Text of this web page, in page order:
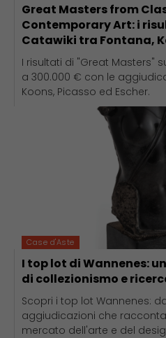
Great Masters from
Contemporary Art: i
Catawiki tra Fontana,
I risultati di "Great Masters"
a 300.000 € con le
Koons, Picasso ed Escher.
Case d'Aste
I top lot di Wannenes:
di collezionismo e
Scopri i top lot Wannenes:
aggiudicazioni che
mercato dell'arte e del